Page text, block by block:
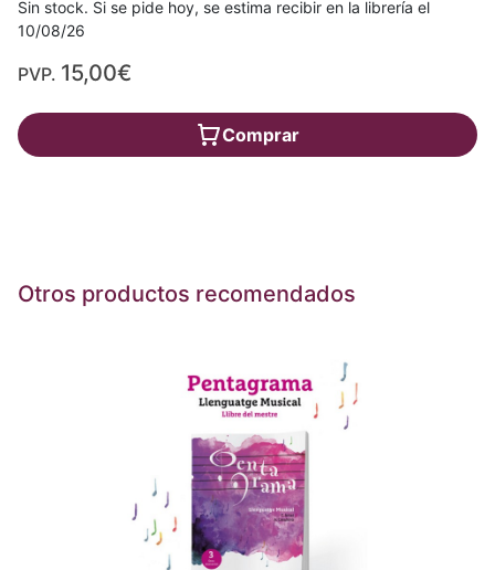
Sin stock. Si se pide hoy, se estima recibir en la librería el
10/08/26
PVP. 15,00€
Comprar
Otros productos recomendados